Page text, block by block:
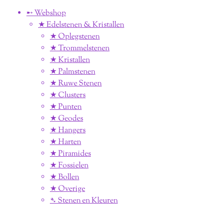
➸ Webshop
★ Edelstenen & Kristallen
★ Oplegstenen
★ Trommelstenen
★ Kristallen
★ Palmstenen
★ Ruwe Stenen
★ Clusters
★ Punten
★ Geodes
★ Hangers
★ Harten
★ Piramides
★ Fossielen
★ Bollen
★ Overige
➴ Stenen en Kleuren